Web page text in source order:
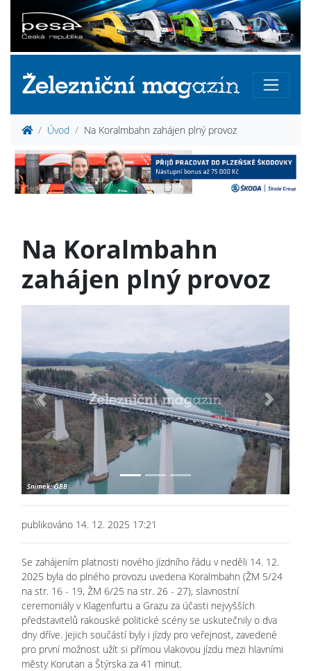
Úvod Na Koralmbahn zahájen plný provoz
Na Koralmbahn
zahájen plný provoz
Previous Next
publikováno 14. 12. 2025 17:21
Se zahájením platnosti nového jízdního řádu v neděli 14. 12.
2025 byla do plného provozu uvedena Koralmbahn (ŽM 5/24
na str. 16 - 19, ŽM 6/25 na str. 26 - 27), slavnostní
ceremoniály v Klagenfurtu a Grazu za účasti nejvyšších
představitelů rakouské politické scény se uskutečnily o dva
dny dříve. Jejich součástí byly i jízdy pro veřejnost, zavedené
pro první možnost užít si přímou vlakovou jízdu mezi hlavními
městy Korutan a Štýrska za 41 minut.